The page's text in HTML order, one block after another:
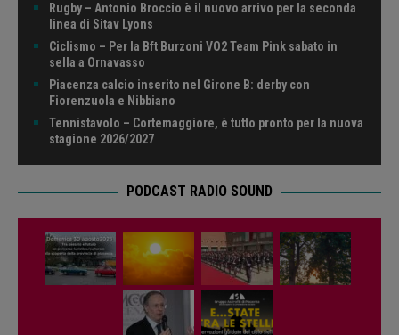
Rugby – Antonio Broccio è il nuovo arrivo per la seconda
linea di Sitav Lyons
Ciclismo – Per la Bft Burzoni VO2 Team Pink sabato in
sella a Ornavasso
Piacenza calcio inserito nel Girone B: derby con
Fiorenzuola e Nibbiano
Tennistavolo – Cortemaggiore, è tutto pronto per la nuova
stagione 2026/2027
PODCAST RADIO SOUND